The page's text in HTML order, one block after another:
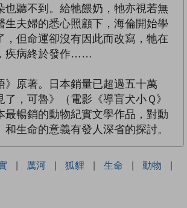
也聽不到。給牠餵奶，牠亦視若無
生夫婦的悉心照顧下，海倫開始學
，但命運卻沒有因此而改寫，牠在
疾病終於發作……
》原著。日本銷量已超過五十萬
，可魯》（電影《導盲犬小Ｑ》
最暢銷的動物紀實文學作品，對動
生命的意義有發人深省的探討。
| 厲河 | 狐貍 | 生命 | 動物
|